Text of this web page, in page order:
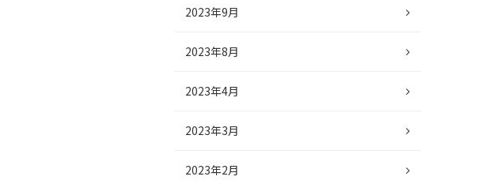
2023年9月
2023年8月
2023年4月
2023年3月
2023年2月